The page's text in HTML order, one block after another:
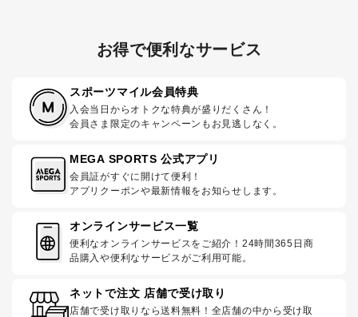
お得で便利なサービス
スポーツマイル会員特典
入会当日からオトクな特典が盛りだくさん！
会員さま限定のキャンペーンもお見逃しなく。
MEGA SPORTS 公式アプリ
会員証がすぐに開けて便利！
アプリクーポンや最新情報をお知らせします。
オンラインサービス一覧
便利なオンラインサービスをご紹介！24時間365日商
品購入や便利なサービスがご利用可能。
ネットで注文 店舗で受け取り
店舗で受け取りなら送料無料！全店舗の中から受け取